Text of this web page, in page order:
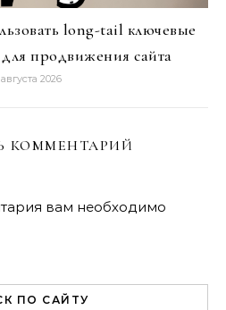
long-tail ключевые
для продвижения сайта
2026
КОММЕНТАРИЙ
вам необходимо
ПО САЙТУ